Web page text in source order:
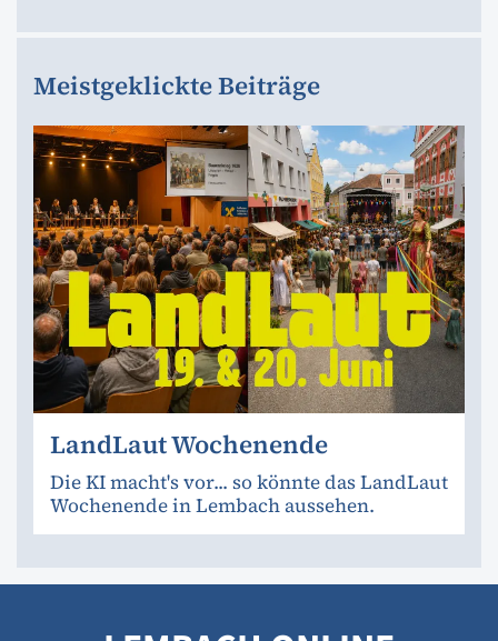
Meistgeklickte Beiträge
LandLaut Wochenende
Die KI macht's vor... so könnte das LandLaut
Wochenende in Lembach aussehen.